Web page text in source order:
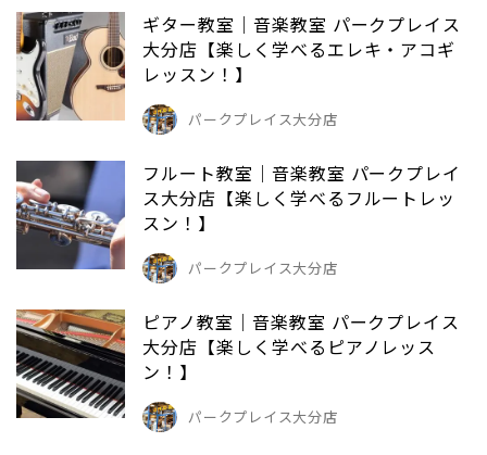
ギター教室｜音楽教室 パークプレイス
大分店【楽しく学べるエレキ・アコギ
レッスン！】
パークプレイス大分店
フルート教室｜音楽教室 パークプレイ
ス大分店【楽しく学べるフルートレッ
スン！】
パークプレイス大分店
ピアノ教室｜音楽教室 パークプレイス
大分店【楽しく学べるピアノレッス
ン！】
パークプレイス大分店